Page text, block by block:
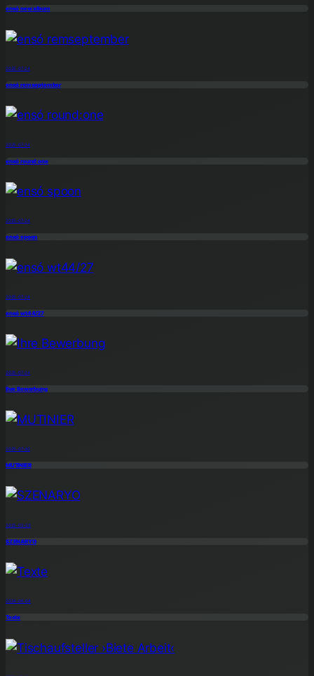
ensó new album
2025-07-24
ensó remseptember
2025-07-24
ensó round:one
2025-07-24
ensó spoon
2025-07-24
ensó wt44/27
2025-07-24
Ihre Bewerbung
2025-07-30
MUTINIER
2025-02-23
SZENARYO
2024-06-08
Texte